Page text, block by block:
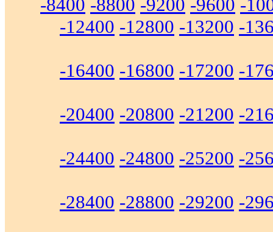
-8400 -8800 -9200 -9600 -
-12400 -12800 -13200 -
-16400 -16800 -17200 -
-20400 -20800 -21200 -
-24400 -24800 -25200 -
-28400 -28800 -29200 -